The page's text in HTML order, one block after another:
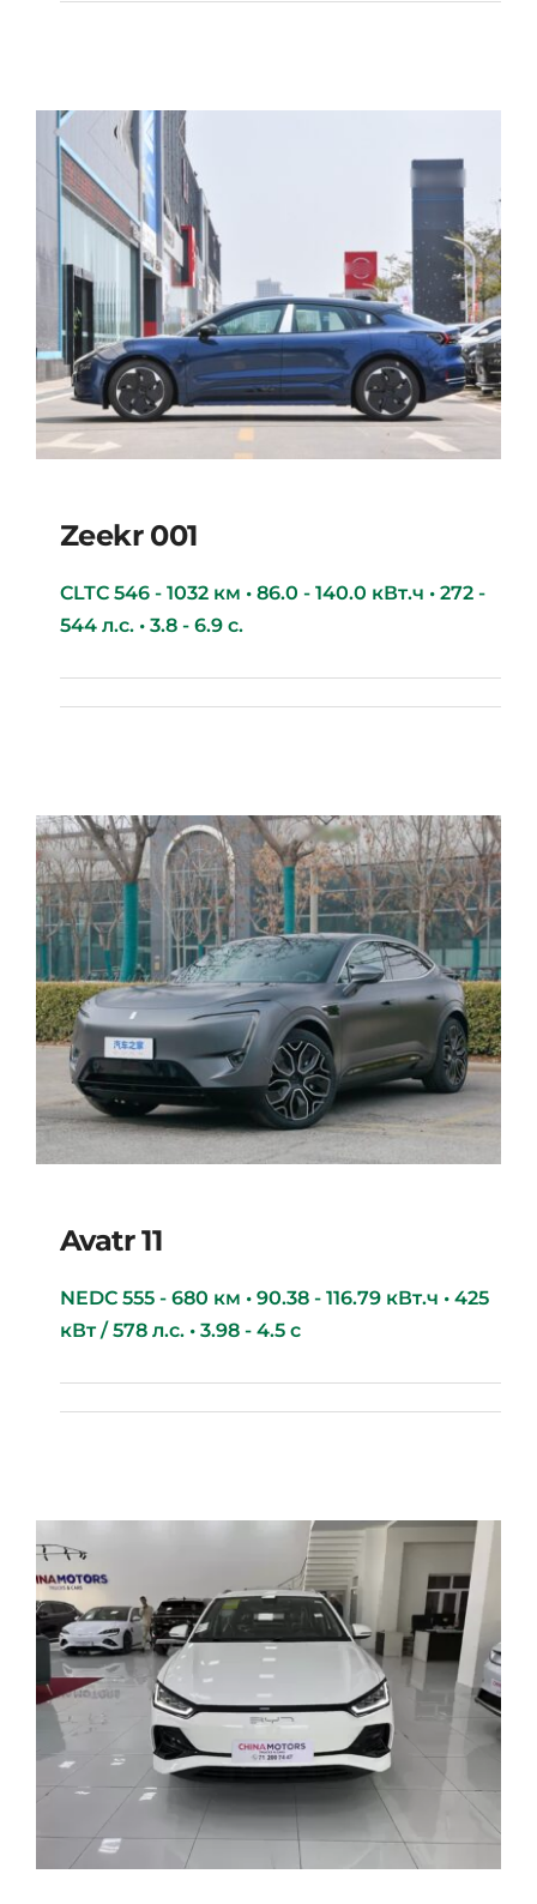
Zeekr 001
Zeekr 001
CLTC 546 - 1032 км • 86.0 - 140.0 кВт.ч • 272 -
544 л.с. • 3.8 - 6.9 с.
Avatr 11
Avatr 11
NEDC 555 - 680 км • 90.38 - 116.79 кВт.ч • 425
кВт / 578 л.с. • 3.98 - 4.5 с